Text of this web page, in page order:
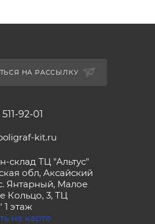
НА РАССЫЛКУ
92-01
kit.ru
склад ТЦ "Альтус"
обл, Аксайский
Янтарный, Малое
Кольцо, 3, ТЦ
1 этаж
на карте